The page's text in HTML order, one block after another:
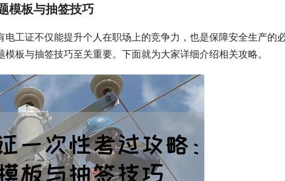
模板与抽签技巧
工证不仅能提升个人在职场上的竞争力，也是保障安全生产的
模板与抽签技巧至关重要。下面就为大家详细介绍相关攻略。